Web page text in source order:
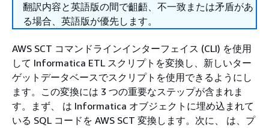
翻訳内容と英語版の間で齟齬、不一致または矛盾があ
る場合、英語版が優先します。
AWS SCT コマンドラインインターフェイス (CLI) を使用
して Informatica ETL スクリプトを変換し、新しいター
ゲットデータベースでスクリプトを使用できるようにし
ます。この変換には 3 つの重要なステップが含まれま
す。まず、 は Informatica オブジェクトに埋め込まれて
いる SQL コードを AWS SCT 変換します。次に、 は、プ